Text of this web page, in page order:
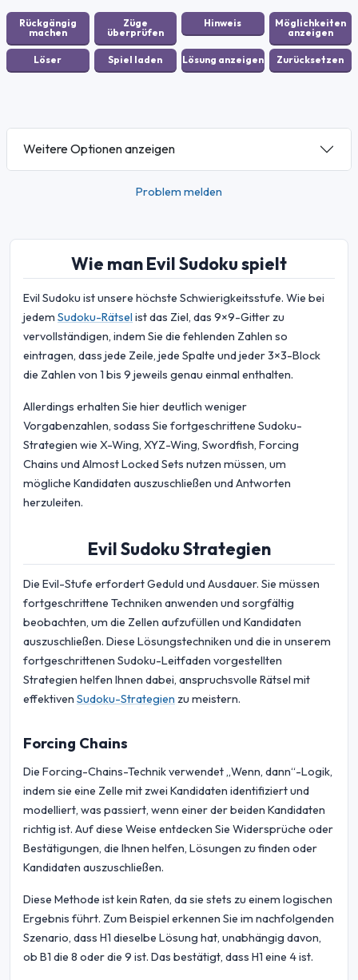
Weitere Optionen anzeigen
Problem melden
Wie man Evil Sudoku spielt
Evil Sudoku ist unsere höchste Schwierigkeitsstufe. Wie bei
jedem Sudoku-Rätsel ist das Ziel, das 9×9-Gitter zu
vervollständigen, indem Sie die fehlenden Zahlen so
eintragen, dass jede Zeile, jede Spalte und jeder 3×3-Block
die Zahlen von 1 bis 9 jeweils genau einmal enthalten.
Allerdings erhalten Sie hier deutlich weniger
Vorgabenzahlen, sodass Sie fortgeschrittene Sudoku-
Strategien wie X-Wing, XYZ-Wing, Swordfish, Forcing
Chains und Almost Locked Sets nutzen müssen, um
mögliche Kandidaten auszuschließen und Antworten
herzuleiten.
Evil Sudoku Strategien
Die Evil-Stufe erfordert Geduld und Ausdauer. Sie müssen
fortgeschrittene Techniken anwenden und sorgfältig
beobachten, um die Zellen aufzufüllen und Kandidaten
auszuschließen. Diese Lösungstechniken und die in unserem
fortgeschrittenen Sudoku-Leitfaden vorgestellten
Strategien helfen Ihnen dabei, anspruchsvolle Rätsel mit
effektiven Sudoku-Strategien zu meistern.
Forcing Chains
Die Forcing-Chains-Technik verwendet „Wenn, dann“-Logik,
indem sie eine Zelle mit zwei Kandidaten identifiziert und
modelliert, was passiert, wenn einer der beiden Kandidaten
richtig ist. Auf diese Weise entdecken Sie Widersprüche oder
Bestätigungen, die Ihnen helfen, Lösungen zu finden oder
Kandidaten auszuschließen.
Diese Methode ist kein Raten, da sie stets zu einem logischen
Ergebnis führt. Zum Beispiel erkennen Sie im nachfolgenden
Szenario, dass H1 dieselbe Lösung hat, unabhängig davon,
ob B1 die 8 oder die 9 ist. Das bestätigt, dass H1 eine 4 ist.